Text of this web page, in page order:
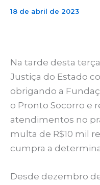
18 de abril de 2023
Na tarde desta
Justiça do Estado
obrigando a
o Pronto Socorro e
atendimentos no
multa de R$10 mil
cumpra a
Desde dezembro